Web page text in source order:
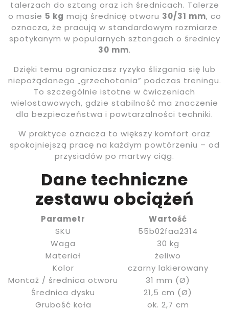
talerzach do sztang oraz ich średnicach. Talerze
o masie 5 kg mają średnicę otworu 30/31 mm, co
oznacza, że pracują w standardowym rozmiarze
spotykanym w popularnych sztangach o średnicy
30 mm.
Dzięki temu ograniczasz ryzyko ślizgania się lub
niepożądanego „grzechotania” podczas treningu.
To szczególnie istotne w ćwiczeniach
wielostawowych, gdzie stabilność ma znaczenie
dla bezpieczeństwa i powtarzalności techniki.
W praktyce oznacza to większy komfort oraz
spokojniejszą pracę na każdym powtórzeniu – od
przysiadów po martwy ciąg.
Dane techniczne
zestawu obciążeń
Parametr
Wartość
SKU
55b02faa2314
Waga
30 kg
Materiał
żeliwo
Kolor
czarny lakierowany
Montaż / średnica otworu
31 mm (Ø)
Średnica dysku
21,5 cm (Ø)
Grubość koła
ok. 2,7 cm